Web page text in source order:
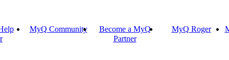
MyQ Community
Become a MyQ
Partner
MyQ Roger